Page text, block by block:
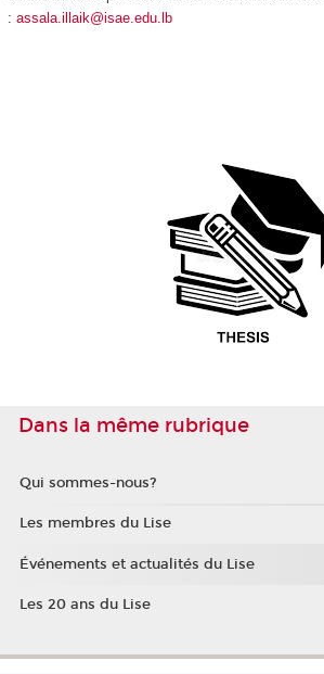
: assala.illaik@isae.edu.lb
Dans la même rubrique
Qui sommes-nous?
Les membres du Lise
Événements et actualités du Lise
Les 20 ans du Lise